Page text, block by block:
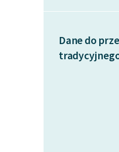
Dane do